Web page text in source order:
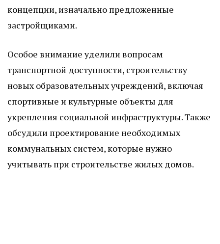
концепции, изначально предложенные
застройщиками.
Особое внимание уделили вопросам
транспортной доступности, строительству
новых образовательных учреждений, включая
спортивные и культурные объекты для
укрепления социальной инфраструктуры. Также
обсудили проектирование необходимых
коммунальных систем, которые нужно
учитывать при строительстве жилых домов.